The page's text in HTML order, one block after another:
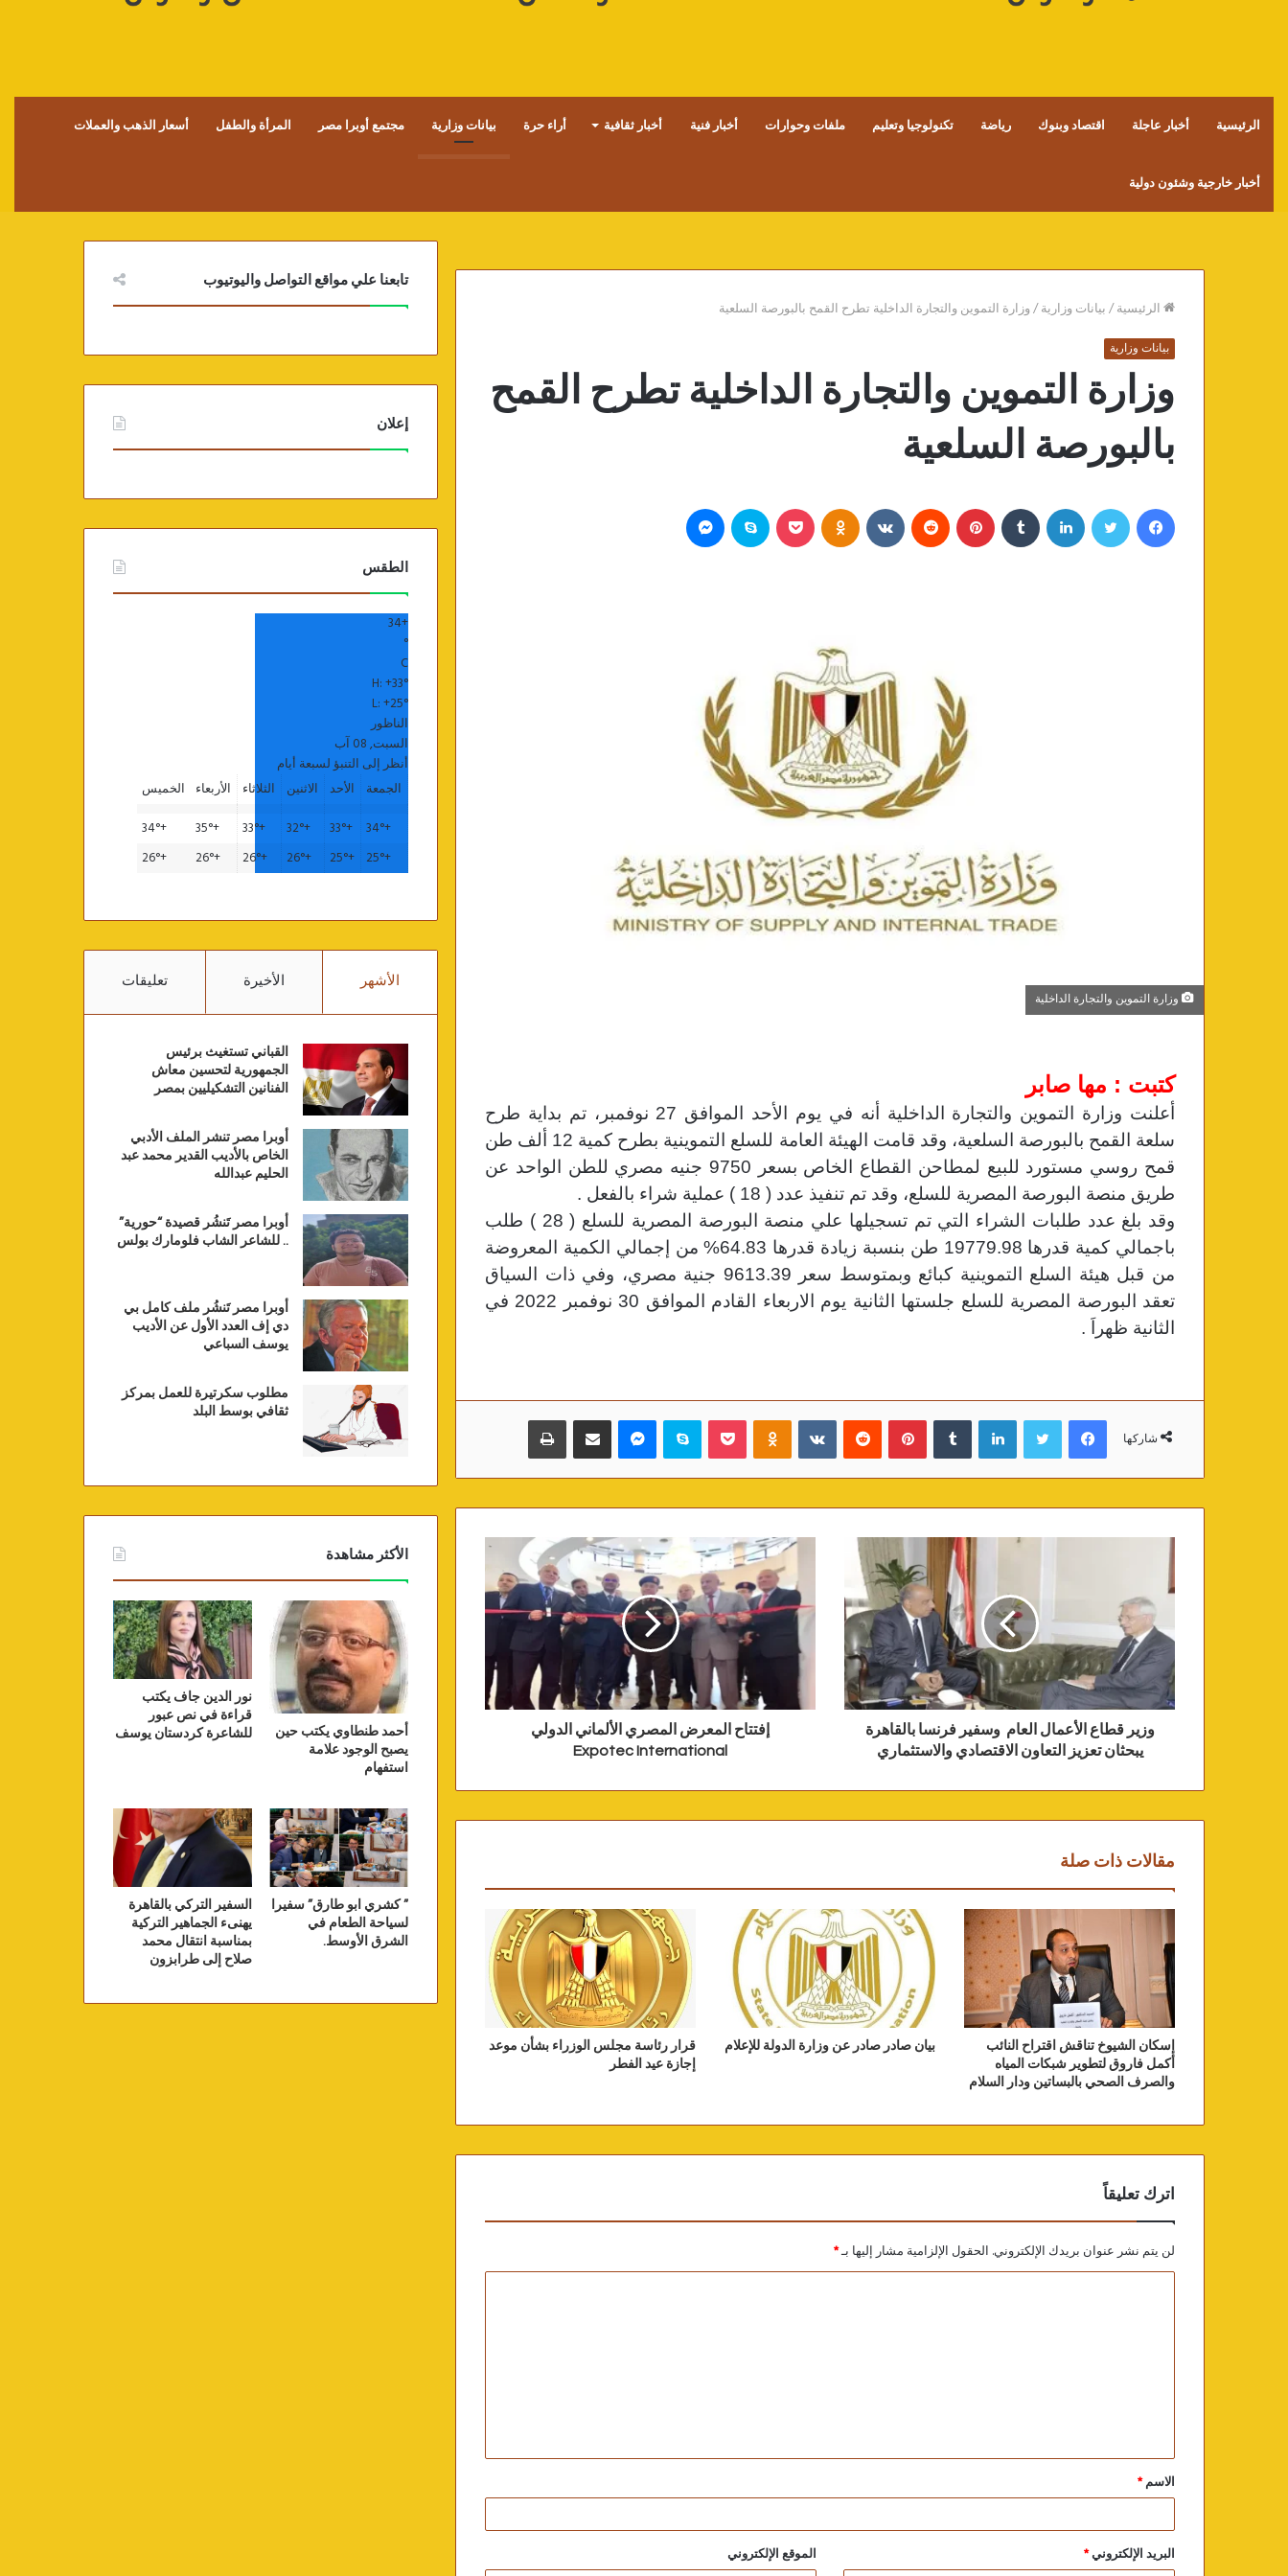
الرئيسية أخبار عاجلة اقتصاد وبنوك رياضة تكنولوجيا وتعليم ملفات وحوارات أخبار فنية أخبار ثقافية أراء حرة بيانات وزارية مجتمع أوبرا مصر المرأة والطفل أسعار الذهب والعملات
أخبار خارجية وشئون دولية
الرئيسية/بيانات وزارية/وزارة التموين والتجارة الداخلية تطرح القمح بالبورصة السلعية
بيانات وزارية
وزارة التموين والتجارة الداخلية تطرح القمح
بالبورصة السلعية
وزارة التموين والتجارة الداخلية
كتبت : مها صابر
أعلنت وزارة التموين والتجارة الداخلية أنه في يوم الأحد الموافق 27 نوفمبر، تم بداية طرح
سلعة القمح بالبورصة السلعية، وقد قامت الهيئة العامة للسلع التموينية بطرح كمية 12 ألف طن
قمح روسي مستورد للبيع لمطاحن القطاع الخاص بسعر 9750 جنيه مصري للطن الواحد عن
طريق منصة البورصة المصرية للسلع، وقد تم تنفيذ عدد ( 18 ) عملية شراء بالفعل .
وقد بلغ عدد طلبات الشراء التي تم تسجيلها علي منصة البورصة المصرية للسلع ( 28 ) طلب
باجمالي كمية قدرها 19779.98 طن بنسبة زيادة قدرها 64.83% من إجمالي الكمية المعروضة
من قبل هيئة السلع التموينية كبائع وبمتوسط سعر 9613.39 جنية مصري،
وفي ذات السياق
تعقد البورصة المصرية للسلع جلستها الثانية يوم الاربعاء القادم الموافق 30 نوفمبر 2022 في
الثانية ظهراَ .
شاركها
فيسبوك لينكدإن بينتيريست بوكيت سكايب
وزير قطاع الأعمال العام وسفير فرنسا بالقاهرة
يبحثان تعزيز التعاون الاقتصادي والاستثماري
إفتتاح المعرض المصري الألماني الدولي
Expotec International
مقالات ذات صلة
إسكان الشيوخ تناقش اقتراح النائب
أكمل فاروق لتطوير شبكات المياه
والصرف الصحي بالبساتين ودار السلام
بيان صادر صادر عن وزارة الدولة للإعلام
قرار رئاسة مجلس الوزراء بشأن موعد
إجازة عيد الفطر
اترك تعليقاً
لن يتم نشر عنوان بريدك الإلكتروني. الحقول الإلزامية مشار إليها بـ*
الاسم*
البريد الإلكتروني* الموقع الإلكتروني
تابعنا علي مواقع التواصل واليوتيوب
إعلان
الطقس
+
34
°
C
H:+33°
L:+25°
الناظور
السبت, 08 آب
أنظر إلى التنبؤ لسبعة أيام
الجمعة
الأحد الاثنين الثلاثاء الأربعاء
الخميس
+
34°
+
33°
+
32°
+
33°
+
35°
+
34°
+
25°
+
25°
+
26°
+
26°
+
26°
+
26°
الأشهر الأخيرة تعليقات
القباني تستغيث برئيس
الجمهورية لتحسين معاش
الفنانين التشكيليين بمصر
أوبرا مصر تنشر الملف الأدبي
الخاص بالأديب القدير محمد عبد
الحليم عبدالله
أوبرا مصر تَنشُر قصيدة “حورية”
.. للشاعر الشاب فلومارك بولس
أوبرا مصر تَنشُر ملف كامل بي
دي إف العدد الأول عن الأديب
يوسف السباعي
مطلوب سكرتيرة للعمل بمركز
ثقافي بوسط البلد
الأكثر مشاهدة
أحمد طنطاوي يكتب حين
يصبح الوجود علامة
استفهام
نور الدين جاف يكتب
قراءة في نص عبور
للشاعرة كردستان يوسف
” كشري ابو طارق” سفيرا
لسياحة الطعام في
الشرق الأوسط.
السفير التركي بالقاهرة
يهنىء الجماهير التركية
بمناسبة انتقال محمد
صلاح إلى طرابزون